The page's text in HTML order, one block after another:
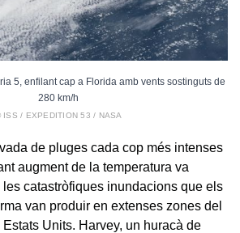
5, enfilant cap a Florida amb vents sostinguts de
280 km/h
ISS / EXPEDITION 53 / NASA
de pluges cada cop més intenses
augment de la temperatura va
catastròfiques inundacions que els
van produir en extenses zones del
Units. Harvey, un huracà de